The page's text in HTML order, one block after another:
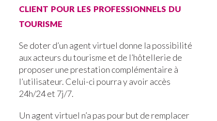
client pour les professionnels du
tourisme
Se doter d’un agent virtuel donne la possibilité
aux acteurs du tourisme et de l’hôtellerie de
proposer une prestation complémentaire à
l’utilisateur. Celui-ci pourra y avoir accès
24h/24 et 7j/7.
Un agent virtuel n’a pas pour but de remplacer